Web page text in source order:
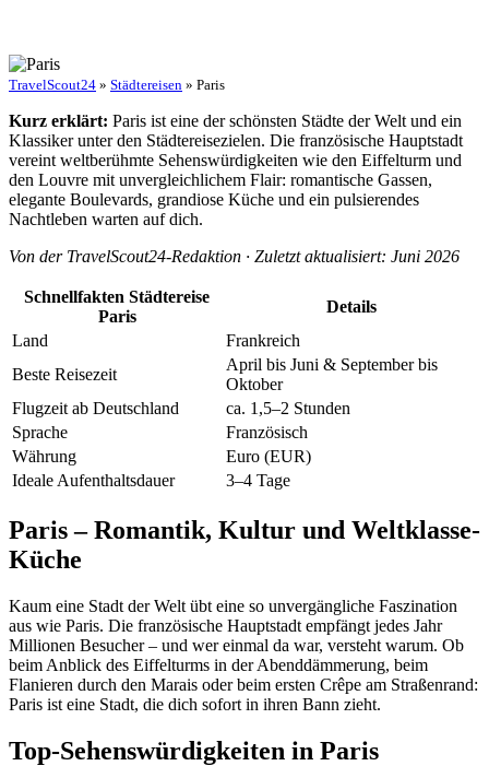
TravelScout24 » Städtereisen » Paris
Kurz erklärt: Paris ist eine der schönsten Städte der Welt und ein
Klassiker unter den Städtereisezielen. Die französische Hauptstadt
vereint weltberühmte Sehenswürdigkeiten wie den Eiffelturm und
den Louvre mit unvergleichlichem Flair: romantische Gassen,
elegante Boulevards, grandiose Küche und ein pulsierendes
Nachtleben warten auf dich.
Von der TravelScout24-Redaktion · Zuletzt aktualisiert: Juni 2026
Schnellfakten Städtereise
Paris
Details
Land
Frankreich
Beste Reisezeit
April bis Juni & September bis
Oktober
Flugzeit ab Deutschland
ca. 1,5–2 Stunden
Sprache
Französisch
Währung
Euro (EUR)
Ideale Aufenthaltsdauer
3–4 Tage
Paris – Romantik, Kultur und Weltklasse-
Küche
Kaum eine Stadt der Welt übt eine so unvergängliche Faszination
aus wie Paris. Die französische Hauptstadt empfängt jedes Jahr
Millionen Besucher – und wer einmal da war, versteht warum. Ob
beim Anblick des Eiffelturms in der Abenddämmerung, beim
Flanieren durch den Marais oder beim ersten Crêpe am Straßenrand:
Paris ist eine Stadt, die dich sofort in ihren Bann zieht.
Top-Sehenswürdigkeiten in Paris